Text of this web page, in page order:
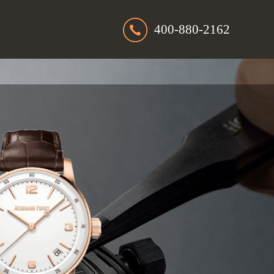
400-880-2162